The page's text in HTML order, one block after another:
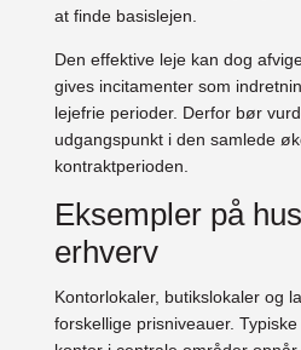
at finde basislejen.
Den effektive leje kan dog
gives incitamenter som
lejefrie perioder. Derfor bør
udgangspunkt i den samlede
kontraktperioden.
Eksempler på
erhverv
Kontorlokaler, butikslokaler og
forskellige prisniveauer.